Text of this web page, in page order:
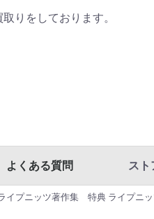
りをしております。
よくある質問 ス
ストア概
利用規約
プライバ
イプニッツ著作集 特典 ライプニ